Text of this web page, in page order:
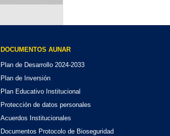
DOCUMENTOS AUNAR
Plan de Desarrollo 2024-2033
Plan de Inversión
Plan Educativo Institucional
Protección de datos personales
Acuerdos Institucionales
Documentos Protocolo de Bioseguridad